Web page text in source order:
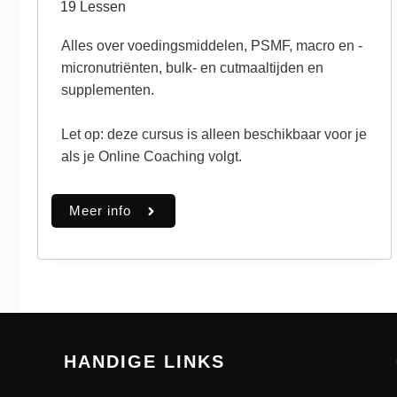
19 Lessen
Alles over voedingsmiddelen, PSMF, macro en -
micronutriënten, bulk- en cutmaaltijden en
supplementen.
Let op: deze cursus is alleen beschikbaar voor je
als je Online Coaching volgt.
Meer info
HANDIGE LINKS